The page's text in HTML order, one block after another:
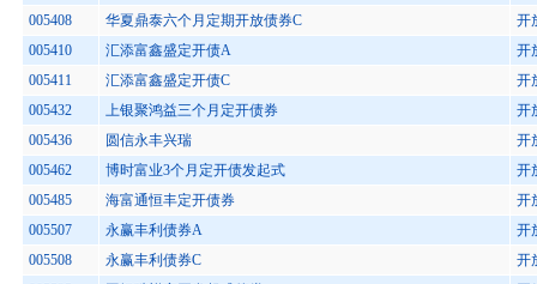
005408
华夏鼎泰六个月定期开放债券C
开
005410
汇添富鑫盛定开债A
开
005411
汇添富鑫盛定开债C
开
005432
上银聚鸿益三个月定开债券
开
005436
圆信永丰兴瑞
开
005462
博时富业3个月定开债发起式
开
005485
海富通恒丰定开债券
开
005507
永赢丰利债券A
开
005508
永赢丰利债券C
开